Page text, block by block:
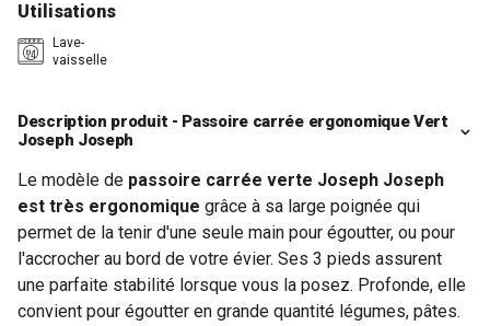
Utilisations
Lave-
vaisselle
Description produit - Passoire carrée ergonomique Vert
Joseph Joseph
Le modèle de passoire carrée verte Joseph Joseph
est très ergonomique grâce à sa large poignée qui
permet de la tenir d'une seule main pour égoutter, ou pour
l'accrocher au bord de votre évier. Ses 3 pieds assurent
une parfaite stabilité lorsque vous la posez. Profonde, elle
convient pour égoutter en grande quantité légumes, pâtes.